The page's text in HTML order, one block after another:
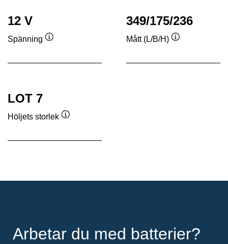
12 V
Spänning
349/175/236
Mått (L/B/H)
LOT 7
Höljets storlek
Arbetar du med batterier?